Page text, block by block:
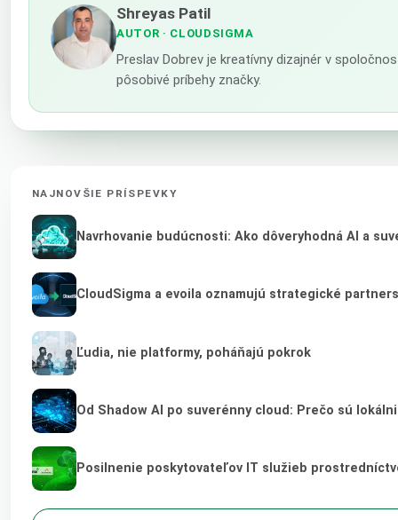
Shreyas Patil
AUTOR · CLOUDSIGMA
Preslav Dobrev je kreatívny dizajnér v
pôsobivé príbehy značky.
NAJNOVŠIE PRÍSPEVKY
Navrhovanie budúcnosti: Ako dôveryhodná AI a
CloudSigma a evoila oznamujú strategické
Ľudia, nie platformy, poháňajú pokrok
Od Shadow AI po suverénny cloud: Prečo sú
Posilnenie poskytovateľov IT služieb